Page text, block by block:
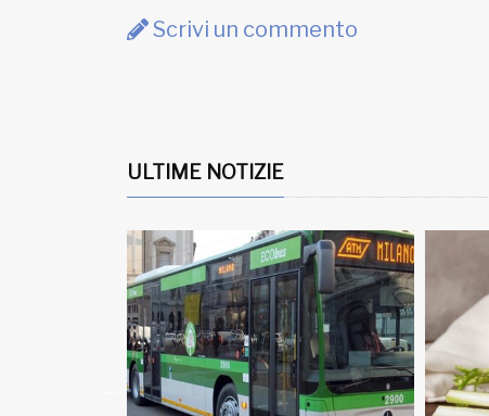
Scrivi un commento
ULTIME NOTIZIE